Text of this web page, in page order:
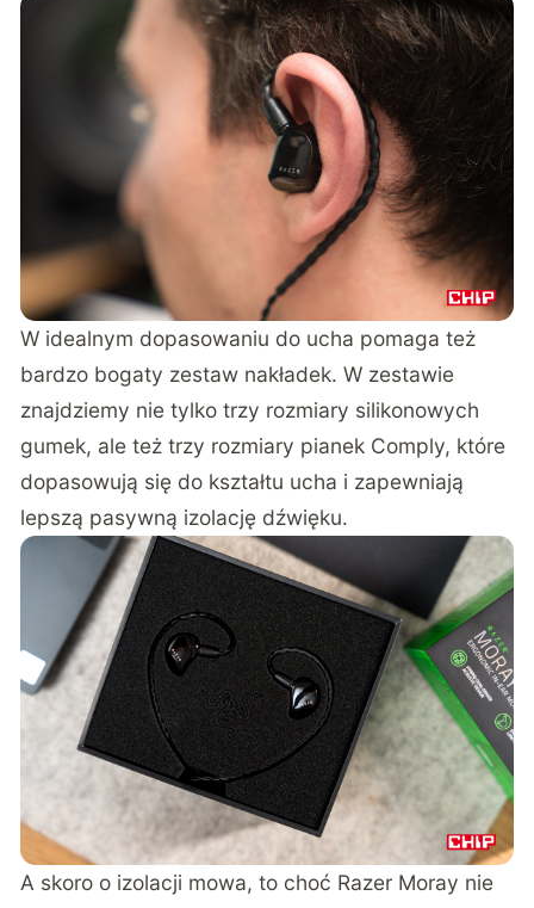
W idealnym dopasowaniu do ucha pomaga też
bardzo bogaty zestaw nakładek. W zestawie
znajdziemy nie tylko trzy rozmiary silikonowych
gumek, ale też trzy rozmiary pianek Comply, które
dopasowują się do kształtu ucha i zapewniają
lepszą pasywną izolację dźwięku.
A skoro o izolacji mowa, to choć Razer Moray nie